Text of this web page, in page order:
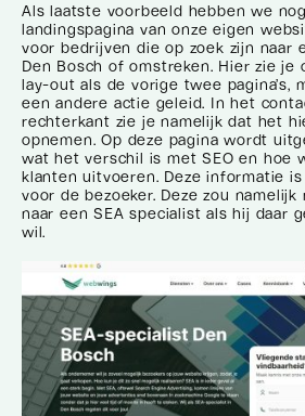
Als laatste voorbeeld hebben we
landingspagina van onze eigen
voor bedrijven die op zoek zijn naar
Den Bosch of omstreken. Hier zie je
lay-out als de vorige twee pagina’s,
een andere actie geleid. In het
rechterkant zie je namelijk dat het
opnemen. Op deze pagina wordt
wat het verschil is met SEO en hoe
klanten uitvoeren. Deze informatie
voor de bezoeker. Deze zou
naar een SEA specialist als hij daar
wil.